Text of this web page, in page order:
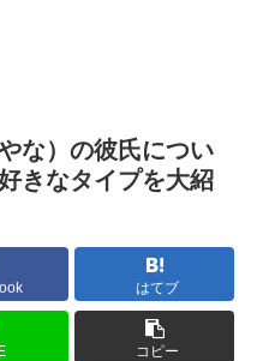
な）の彼氏につい
きなタイプを大紹
はてブ
コピー